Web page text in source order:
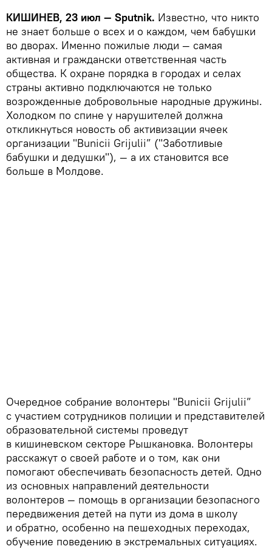
КИШИНЕВ, 23 июл — Sputnik. Известно, что никто
не знает больше о всех и о каждом, чем бабушки
во дворах. Именно пожилые люди — самая
активная и граждански ответственная часть
общества. К охране порядка в городах и селах
страны активно подключаются не только
возрожденные добровольные народные дружины.
Холодком по спине у нарушителей должна
откликнуться новость об активизации ячеек
организации "Bunicii Grijulii” ("Заботливые
бабушки и дедушки"), — а их становится все
больше в Молдове.
Очередное собрание волонтеры "Bunicii Grijulii”
с участием сотрудников полиции и представителей
образовательной системы проведут
в кишиневском секторе Рышкановка. Волонтеры
расскажут о своей работе и о том, как они
помогают обеспечивать безопасность детей. Одно
из основных направлений деятельности
волонтеров — помощь в организации безопасного
передвижения детей на пути из дома в школу
и обратно, особенно на пешеходных переходах,
обучение поведению в экстремальных ситуациях.